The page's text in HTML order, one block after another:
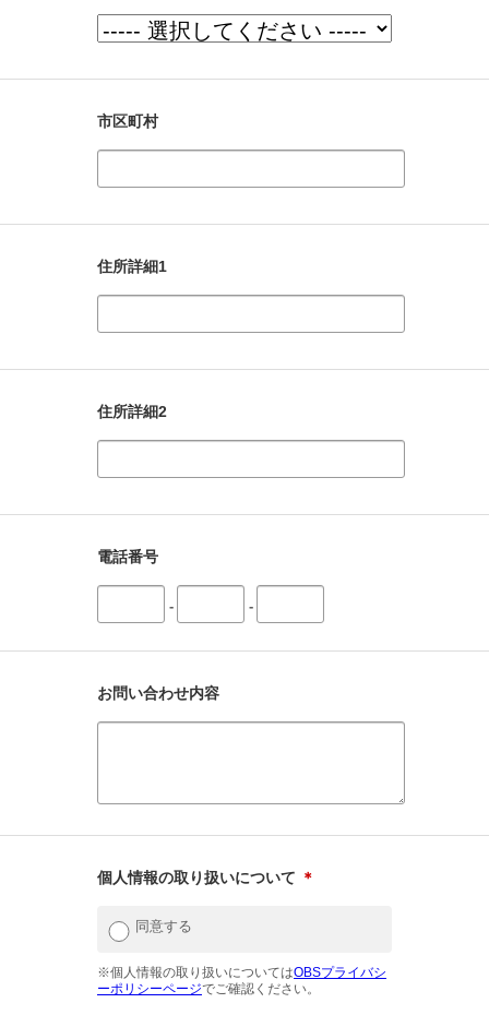
市区町村
住所詳細1
住所詳細2
電話番号
- -
お問い合わせ内容
個人情報の取り扱いについて ＊
同意する
※個人情報の取り扱いについてはOBSプライバシ
ーポリシーページでご確認ください。